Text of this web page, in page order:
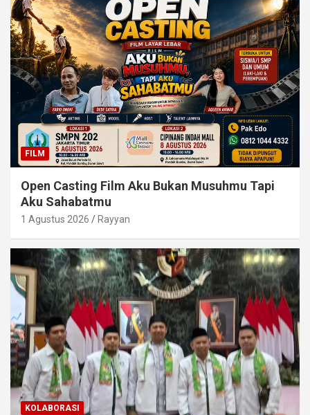
FILM
Open Casting Film Aku Bukan Musuhmu Tapi
Aku Sahabatmu
1 Agustus 2026 Rayyan
KOLABORASI